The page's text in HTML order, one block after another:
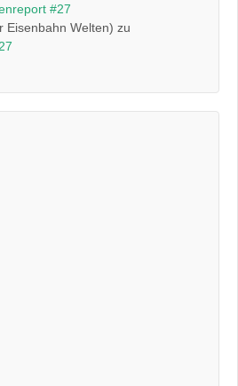
#27
Eisenbahn Welten) zu